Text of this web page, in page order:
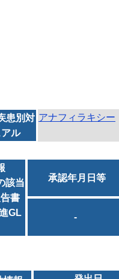
患別対
ル
アナフィラキシー
該当
書
GL
承認年月日等
-